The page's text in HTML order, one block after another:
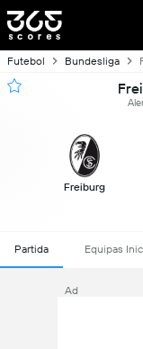
Futebol Bundesliga
Freiburg
Partida Equipas
Ad